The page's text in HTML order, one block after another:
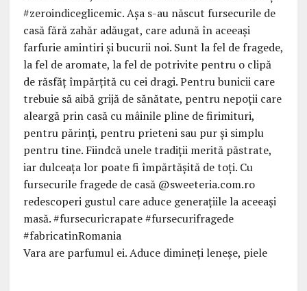
Vara are parfumul ei. Aduce dimineți leneșe, piele